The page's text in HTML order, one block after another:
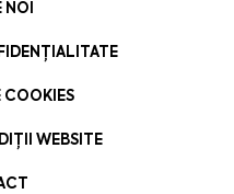
NOI
WEBSITE